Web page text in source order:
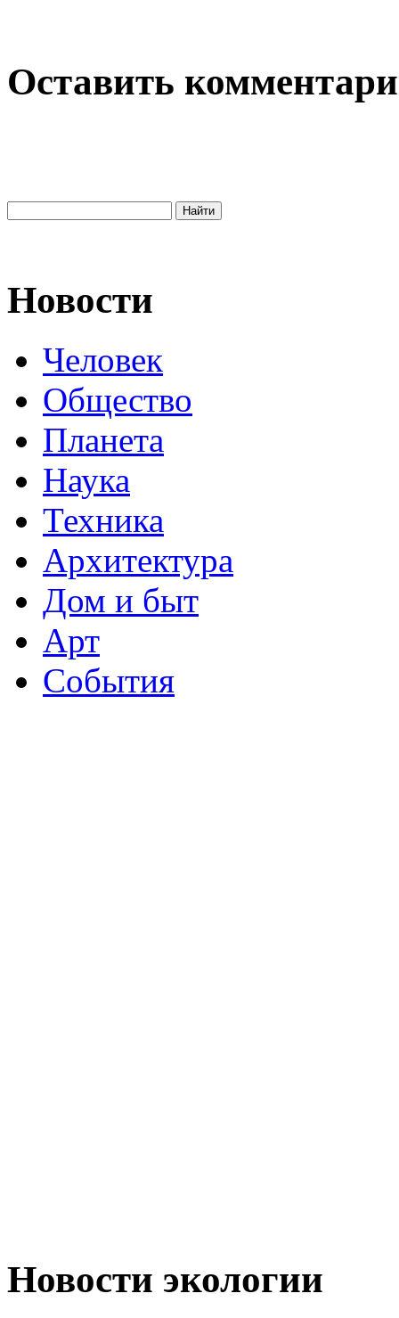
Оставить
Новости
Человек
Общество
Планета
Наука
Техника
Архитектура
Дом и быт
Арт
События
Новости экологии